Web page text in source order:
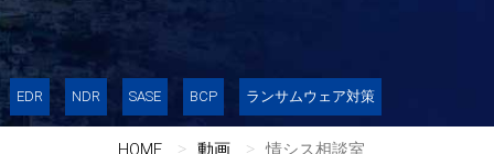
EDR NDR SASE BCP ランサムウェア対策
HOME 動画 情シス相談室